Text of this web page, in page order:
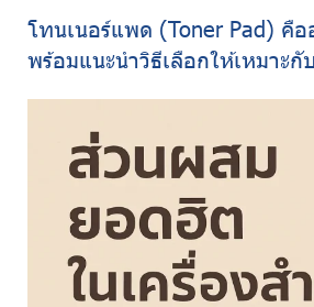
โทนเนอร์แพด (Toner Pad) คือ
พร้อมแนะนำวิธีเลือกให้เหมาะ